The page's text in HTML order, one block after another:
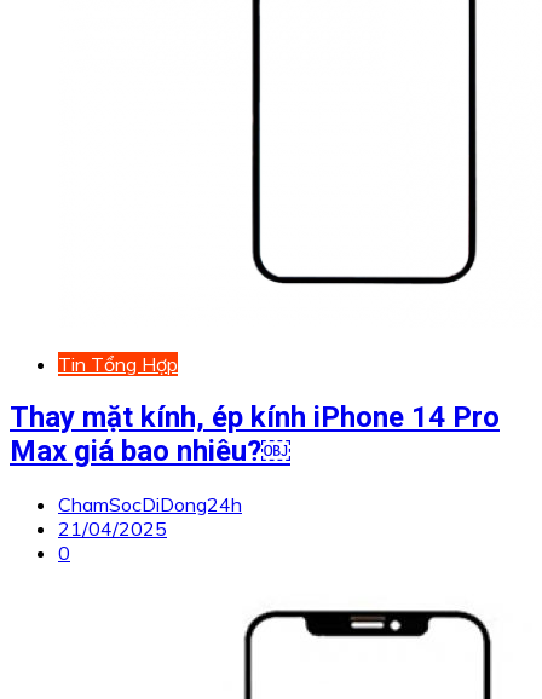
Tin Tổng Hợp
Thay mặt kính, ép kính iPhone 14 Pro
Max giá bao nhiêu?￼
ChamSocDiDong24h
21/04/2025
0